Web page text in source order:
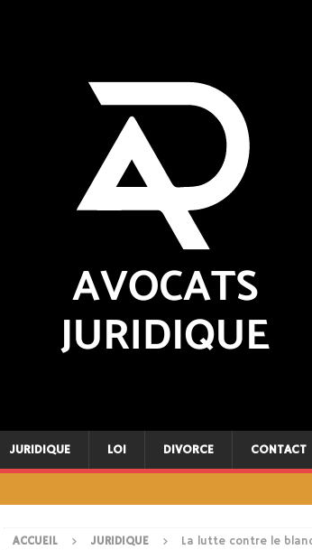
JURIDIQUE LOI DIVORCE CONTACT
ACCUEIL JURIDIQUE La lutte contre le